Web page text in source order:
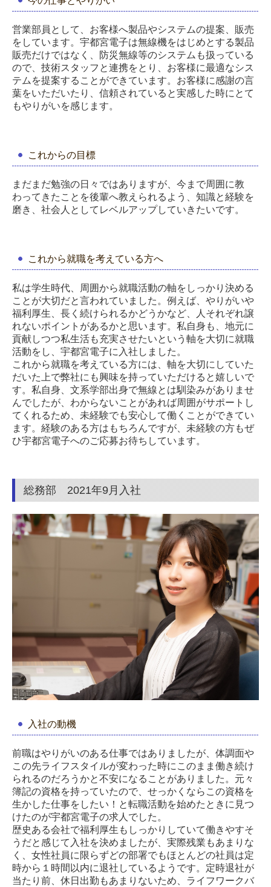
営業部員として、お客様へ製品やシステムの提案、販売
をしています。宇都宮電子は無線機をはじめとする製品
販売だけではなく、防災無線等のシステムも扱っている
ので、技術スタッフと連携をとり、お客様に最適なシス
テムを提案することができています。お客様に感謝の言
葉をいただいたり、信頼されていると実感した時にとて
もやりがいを感じます。
これからの目標
まだまだ勉強の日々ではありますが、今まで周囲に教
わってきたことを後輩へ教えられるよう、知識と経験を
磨き、社会人としてレベルアップしていきたいです。
これから就職を考えている方へ
私は学生時代、周囲から就職活動の軸をしっかり決める
ことが大切だと言われていました。例えば、やりがいや
福利厚生、長く続けられるかどうかなど、人それぞれ譲
れないポイントがあるかと思います。私自身も、地元に
貢献しつつ私生活も充実させたいという軸を大切に就職
活動をし、宇都宮電子に入社しました。
これから就職を考えている方には、軸を大切にしていた
だいた上で弊社にも興味を持っていただけると嬉しいで
す。私自身、文系学部出身で無線とは馴染みがありませ
んでしたが、わからないことがあれば周囲がサポートし
てくれるため、未経験でも安心して働くことができてい
ます。経験のある方はもちろんですが、未経験の方もぜ
ひ宇都宮電子へのご応募お待ちしています。
総務部 2021年9月入社
入社の動機
前職はやりがいのある仕事ではありましたが、体調面や
この先ライフスタイルが変わった時にこのまま働き続け
られるのだろうかと不安になることがありました。元々
簿記の資格を持っていたので、せっかくならこの資格を
生かした仕事をしたい！と転職活動を始めたときに見つ
けたのが宇都宮電子の求人でした。
歴史ある会社で福利厚生もしっかりしていて働きやすそ
うだと感じて入社を決めましたが、実際残業もあまりな
く、女性社員に限らずどの部署でもほとんどの社員は定
時から１時間以内に退社しているようです。定時退社が
当たり前、休日出勤もあまりないため、ライフワークバ